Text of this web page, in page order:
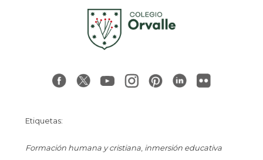
Etiquetas:
Formación humana y cristiana, inmersión educativa